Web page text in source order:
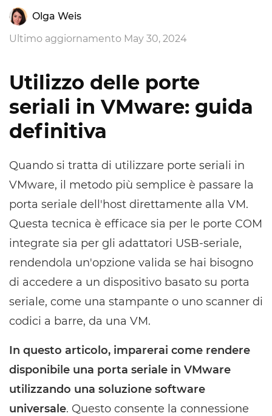
Olga Weis
Ultimo aggiornamento May 30, 2024
Utilizzo delle porte
seriali in VMware: guida
definitiva
Quando si tratta di utilizzare porte seriali in
VMware, il metodo più semplice è passare la
porta seriale dell'host direttamente alla VM.
Questa tecnica è efficace sia per le porte COM
integrate sia per gli adattatori USB-seriale,
rendendola un'opzione valida se hai bisogno
di accedere a un dispositivo basato su porta
seriale, come una stampante o uno scanner di
codici a barre, da una VM.
In questo articolo, imparerai come rendere
disponibile una porta seriale in VMware
utilizzando una soluzione software
universale. Questo consente la connessione